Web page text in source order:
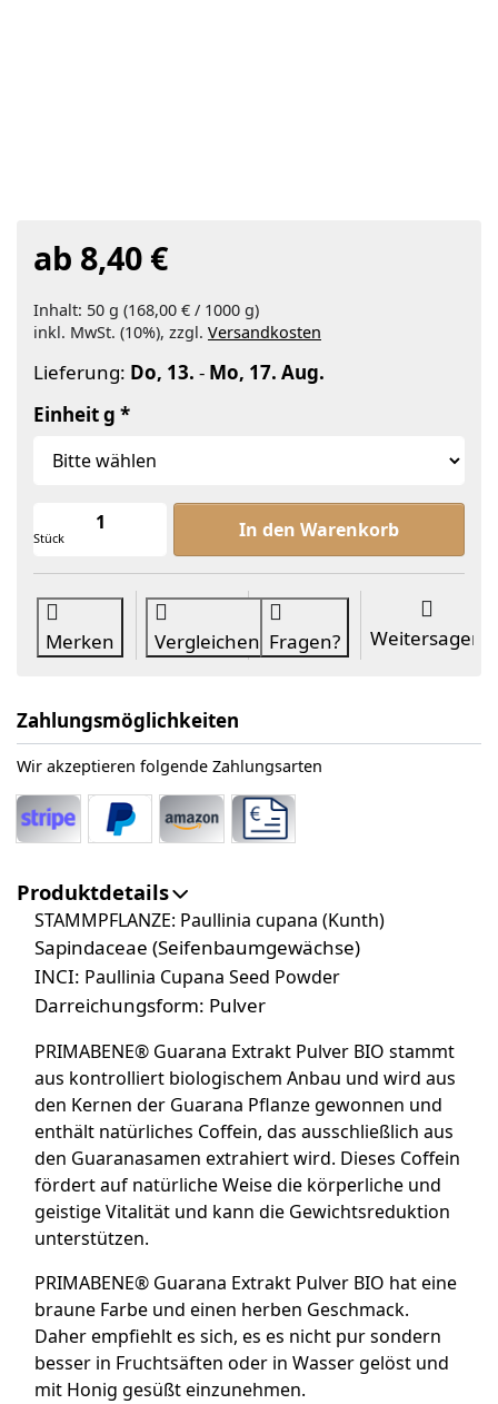
ab 8,40 €
Inhalt: 50 g (168,00 € / 1000 g)
inkl. MwSt. (10%), zzgl. Versandkosten
Lieferung: Do, 13. - Mo, 17. Aug.
Einheit g
Stück
Guarana Plv Extr Bio min. 8% zu ab
In den Warenkorb
Merken Vergleichen Fragen? Weitersagen
Zahlungsmöglichkeiten
Wir akzeptieren folgende Zahlungsarten
Produktdetails
STAMMPFLANZE: Paullinia cupana (Kunth)
Sapindaceae (Seifenbaumgewächse)
INCI: Paullinia Cupana Seed Powder
Darreichungsform: Pulver
PRIMABENE® Guarana Extrakt Pulver BIO stammt
aus kontrolliert biologischem Anbau und wird aus
den Kernen der Guarana Pflanze gewonnen und
enthält natürliches Coffein, das ausschließlich aus
den Guaranasamen extrahiert wird. Dieses Coffein
fördert auf natürliche Weise die körperliche und
geistige Vitalität und kann die Gewichtsreduktion
unterstützen.
PRIMABENE® Guarana Extrakt Pulver BIO hat eine
braune Farbe und einen herben Geschmack.
Daher empfiehlt es sich, es es nicht pur sondern
besser in Fruchtsäften oder in Wasser gelöst und
mit Honig gesüßt einzunehmen.